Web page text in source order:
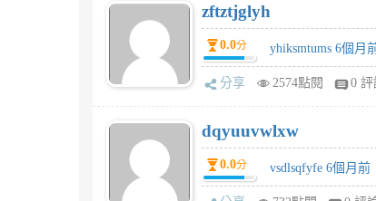
zftztjglyh
0.0分 yhiksmtums 6個月
分享 2574點閱 0
dqyuuvwlxw
0.0分 vsdlsqfyfe 6個月前